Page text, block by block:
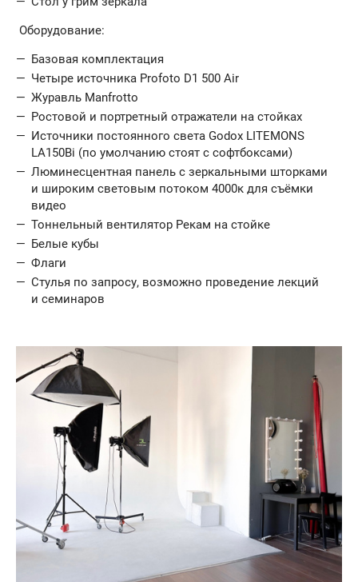
Оборудование:
Базовая комплектация
Четыре источника Profoto D1 500 Air
Журавль Manfrotto
Ростовой и портретный отражатели на стойках
Источники постоянного света Godox LITEMONS
LA150Bi (по умолчанию стоят с софтбоксами)
Люминесцентная панель с зеркальными шторками
и широким световым потоком 4000к для съёмки
видео
Тоннельный вентилятор Рекам на стойке
Белые кубы
Флаги
Стулья по запросу, возможно проведение лекций
и семинаров